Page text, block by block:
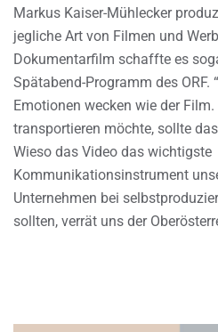
Markus Kaiser-Mühlecker
jegliche Art von Filmen und
Dokumentarfilm schaffte es
Spätabend-Programm des ORF.
Emotionen wecken wie der
transportieren möchte, sollte
Wieso das Video das wichtigste
Kommunikationsinstrument
Unternehmen bei
sollten, verrät uns der